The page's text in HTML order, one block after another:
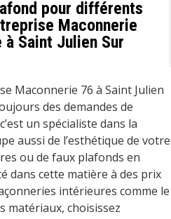
pour différents
Maconnerie
Saint Julien Sur
Maconnerie 76 à Saint Julien
des demandes de
un spécialiste dans la
aussi de l’esthétique de votre
ou de faux plafonds en
dans cette matière à des prix
intérieures comme le
matériaux, choisissez